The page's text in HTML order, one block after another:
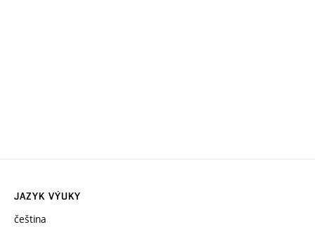
JAZYK VÝUKY
čeština